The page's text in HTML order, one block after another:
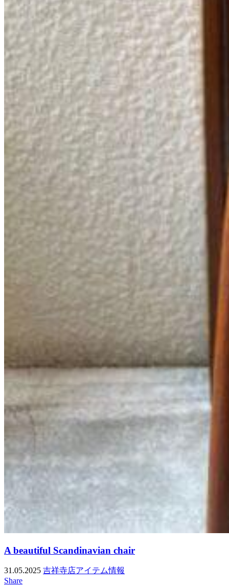
A beautiful Scandinavian chair
31.05.2025 吉祥寺店アイテム情報
Share